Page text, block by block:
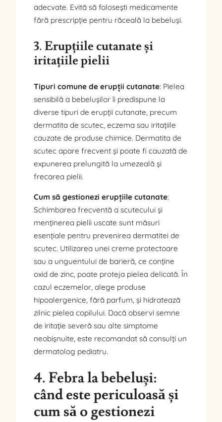
adecvate. Evită să folosești medicamente
fără prescripție pentru răceală la bebeluși.
3.Erupțiile cutanate și
iritațiile pielii
Tipuri comune de erupții cutanate: Pielea
sensibilă a bebelușilor îi predispune la
diverse tipuri de erupții cutanate, precum
dermatita de scutec, eczema sau iritațiile
cauzate de produse chimice. Dermatita de
scutec apare frecvent și poate fi cauzată de
expunerea prelungită la umezeală și
frecarea pielii.
Cum să gestionezi erupțiile cutanate:
Schimbarea frecventă a scutecului și
menținerea pielii uscate sunt măsuri
esențiale pentru prevenirea dermatitei de
scutec. Utilizarea unei creme protectoare
sau a unguentului de barieră, ce conține
oxid de zinc, poate proteja pielea delicată. În
cazul eczemelor, alege produse
hipoalergenice, fără parfum, și hidratează
zilnic pielea copilului. Dacă observi semne
de iritație severă sau alte simptome
neobișnuite, este recomandat să consulți un
dermatolog pediatru.
4. Febra la bebeluși:
când este periculoasă și
cum să o gestionezi